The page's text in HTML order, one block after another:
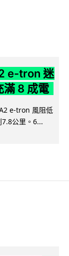
e-tron 迷
8 成電
e-tron 風阻低
公里。6...